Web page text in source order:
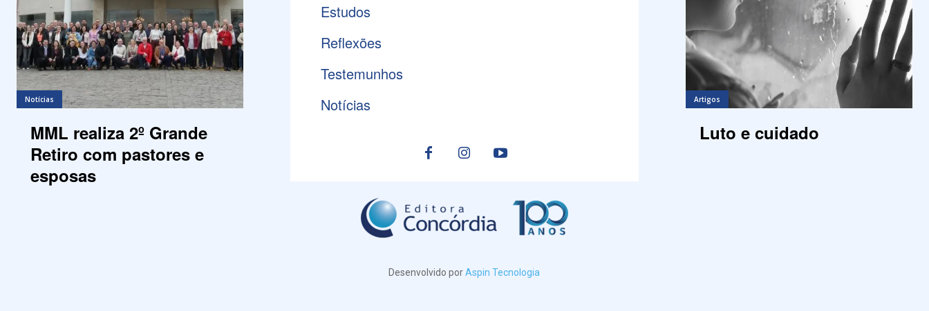
Notícias
MML realiza 2º Grande
Retiro com pastores e
esposas
Estudos
Reflexões
Testemunhos
Notícias
Desenvolvido porAspin Tecnologia
Artigos
Luto e cuidado